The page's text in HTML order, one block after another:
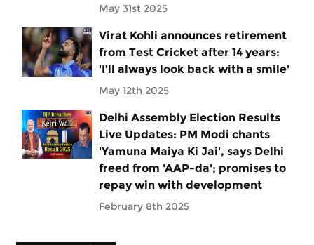
May 31st 2025
Virat Kohli announces retirement
from Test Cricket after 14 years:
'I’ll always look back with a smile'
May 12th 2025
Delhi Assembly Election Results
Live Updates: PM Modi chants
'Yamuna Maiya Ki Jai', says Delhi
freed from 'AAP-da'; promises to
repay win with development
February 8th 2025